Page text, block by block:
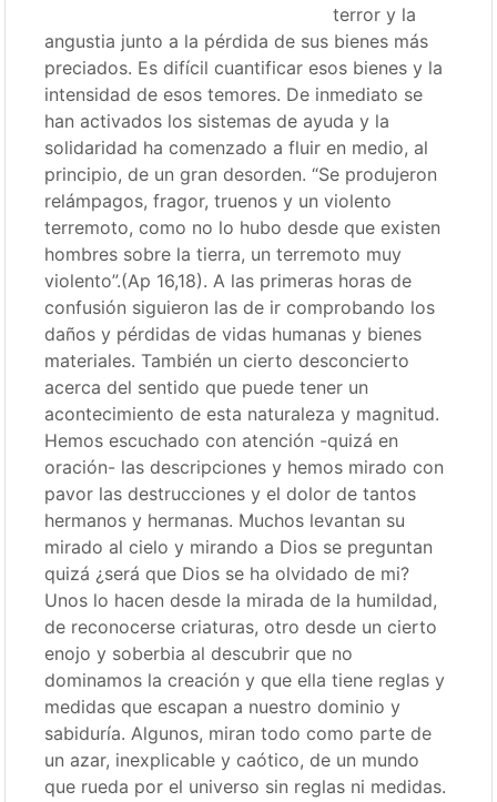
terror y la
angustia junto a la pérdida de sus bienes más
preciados. Es difícil cuantificar esos bienes y la
intensidad de esos temores. De inmediato se
han activados los sistemas de ayuda y la
solidaridad ha comenzado a fluir en medio, al
principio, de un gran desorden. “Se produjeron
relámpagos, fragor, truenos y un violento
terremoto, como no lo hubo desde que existen
hombres sobre la tierra, un terremoto muy
violento”.(Ap 16,18). A las primeras horas de
confusión siguieron las de ir comprobando los
daños y pérdidas de vidas humanas y bienes
materiales. También un cierto desconcierto
acerca del sentido que puede tener un
acontecimiento de esta naturaleza y magnitud.
Hemos escuchado con atención -quizá en
oración- las descripciones y hemos mirado con
pavor las destrucciones y el dolor de tantos
hermanos y hermanas. Muchos levantan su
mirado al cielo y mirando a Dios se preguntan
quizá ¿será que Dios se ha olvidado de mi?
Unos lo hacen desde la mirada de la humildad,
de reconocerse criaturas, otro desde un cierto
enojo y soberbia al descubrir que no
dominamos la creación y que ella tiene reglas y
medidas que escapan a nuestro dominio y
sabiduría. Algunos, miran todo como parte de
un azar, inexplicable y caótico, de un mundo
que rueda por el universo sin reglas ni medidas.